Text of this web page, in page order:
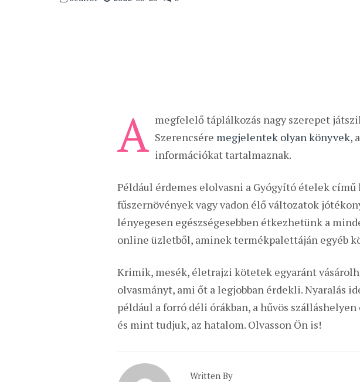
A megfelelő táplálkozás nagy szerepet
Szerencsére megjelentek olyan könyvek,
információkat tartalmaznak.
Például érdemes elolvasni a Gyógyító ételek
fűszernövények vagy vadon élő változatok
lényegesen egészségesebben étkezhetünk a
online üzletből, aminek termékpalettáján egyéb
Krimik, mesék, életrajzi kötetek egyaránt
olvasmányt, ami őt a legjobban érdekli. Nyaralás
például a forró déli órákban, a hűvös
és mint tudjuk, az hatalom. Olvasson Ön is!
Written By